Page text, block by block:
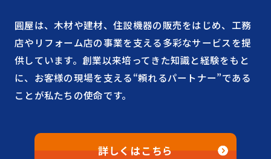
圓屋は、木材や建材、住設機器の販売をはじめ、工務
店やリフォーム店の事業を支える多彩なサービスを提
供しています。創業以来培ってきた知識と経験をもと
に、お客様の現場を支える“頼れるパートナー”である
ことが私たちの使命です。
詳しくはこちら